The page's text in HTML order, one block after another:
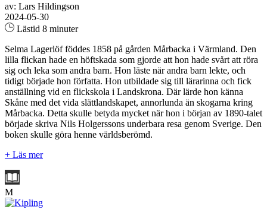
av: Lars Hildingson
2024-05-30
Lästid 8 minuter
Selma Lagerlöf föddes 1858 på gården Mårbacka i Värmland. Den
lilla flickan hade en höftskada som gjorde att hon hade svårt att röra
sig och leka som andra barn. Hon läste när andra barn lekte, och
tidigt började hon författa. Hon utbildade sig till lärarinna och fick
anställning vid en flickskola i Landskrona. Där lärde hon känna
Skåne med det vida slättlandskapet, annorlunda än skogarna kring
Mårbacka. Detta skulle betyda mycket när hon i början av 1890-talet
började skriva Nils Holgerssons underbara resa genom Sverige. Den
boken skulle göra henne världsberömd.
+ Läs mer
M